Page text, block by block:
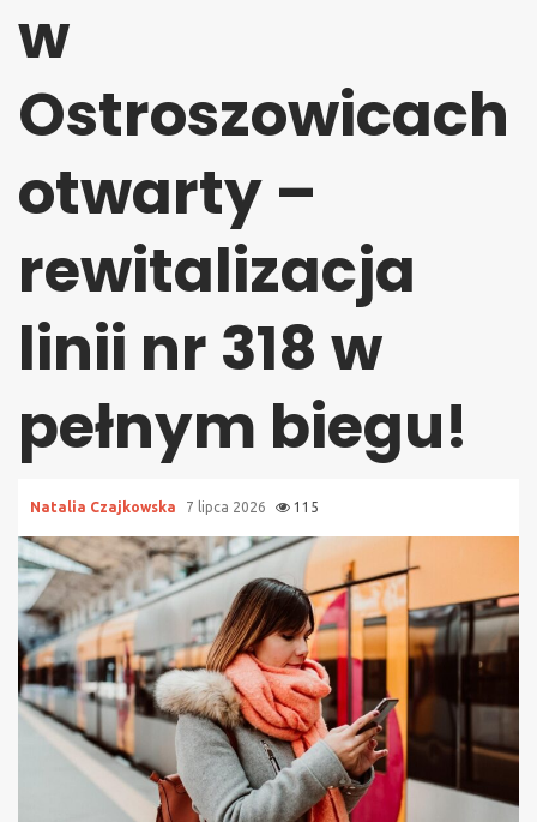
w
Ostroszowicach
otwarty –
rewitalizacja
linii nr 318 w
pełnym biegu!
Natalia Czajkowska 7 lipca 2026 115